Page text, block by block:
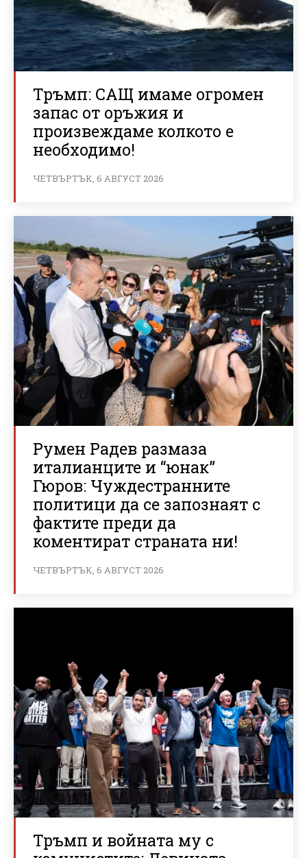
Тръмп: САЩ имаме огромен
запас от оръжия и
произвеждаме колкото е
необходимо!
ЧЕТВЪРТЪК, 6 АВГУСТ 2026
Румен Радев размаза
италианците и “юнак”
Гюров: Чуждестранните
политици да се запознаят с
фактите преди да
коментират страната ни!
ЧЕТВЪРТЪК, 6 АВГУСТ 2026
Тръмп и войната му с